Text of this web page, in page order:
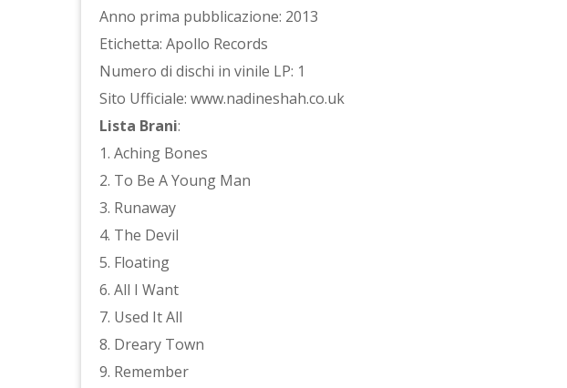
Anno prima pubblicazione: 2013
Etichetta: Apollo Records
Numero di dischi in vinile LP: 1
Sito Ufficiale: www.nadineshah.co.uk
Lista Brani:
1. Aching Bones
2. To Be A Young Man
3. Runaway
4. The Devil
5. Floating
6. All I Want
7. Used It All
8. Dreary Town
9. Remember